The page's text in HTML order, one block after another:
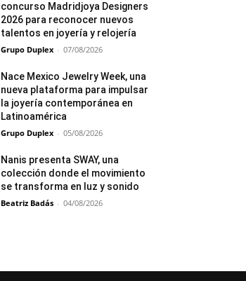
concurso Madridjoya Designers
2026 para reconocer nuevos
talentos en joyería y relojería
Grupo Duplex - 07/08/2026
Nace Mexico Jewelry Week, una
nueva plataforma para impulsar
la joyería contemporánea en
Latinoamérica
Grupo Duplex - 05/08/2026
Nanis presenta SWAY, una
colección donde el movimiento
se transforma en luz y sonido
Beatriz Badás - 04/08/2026